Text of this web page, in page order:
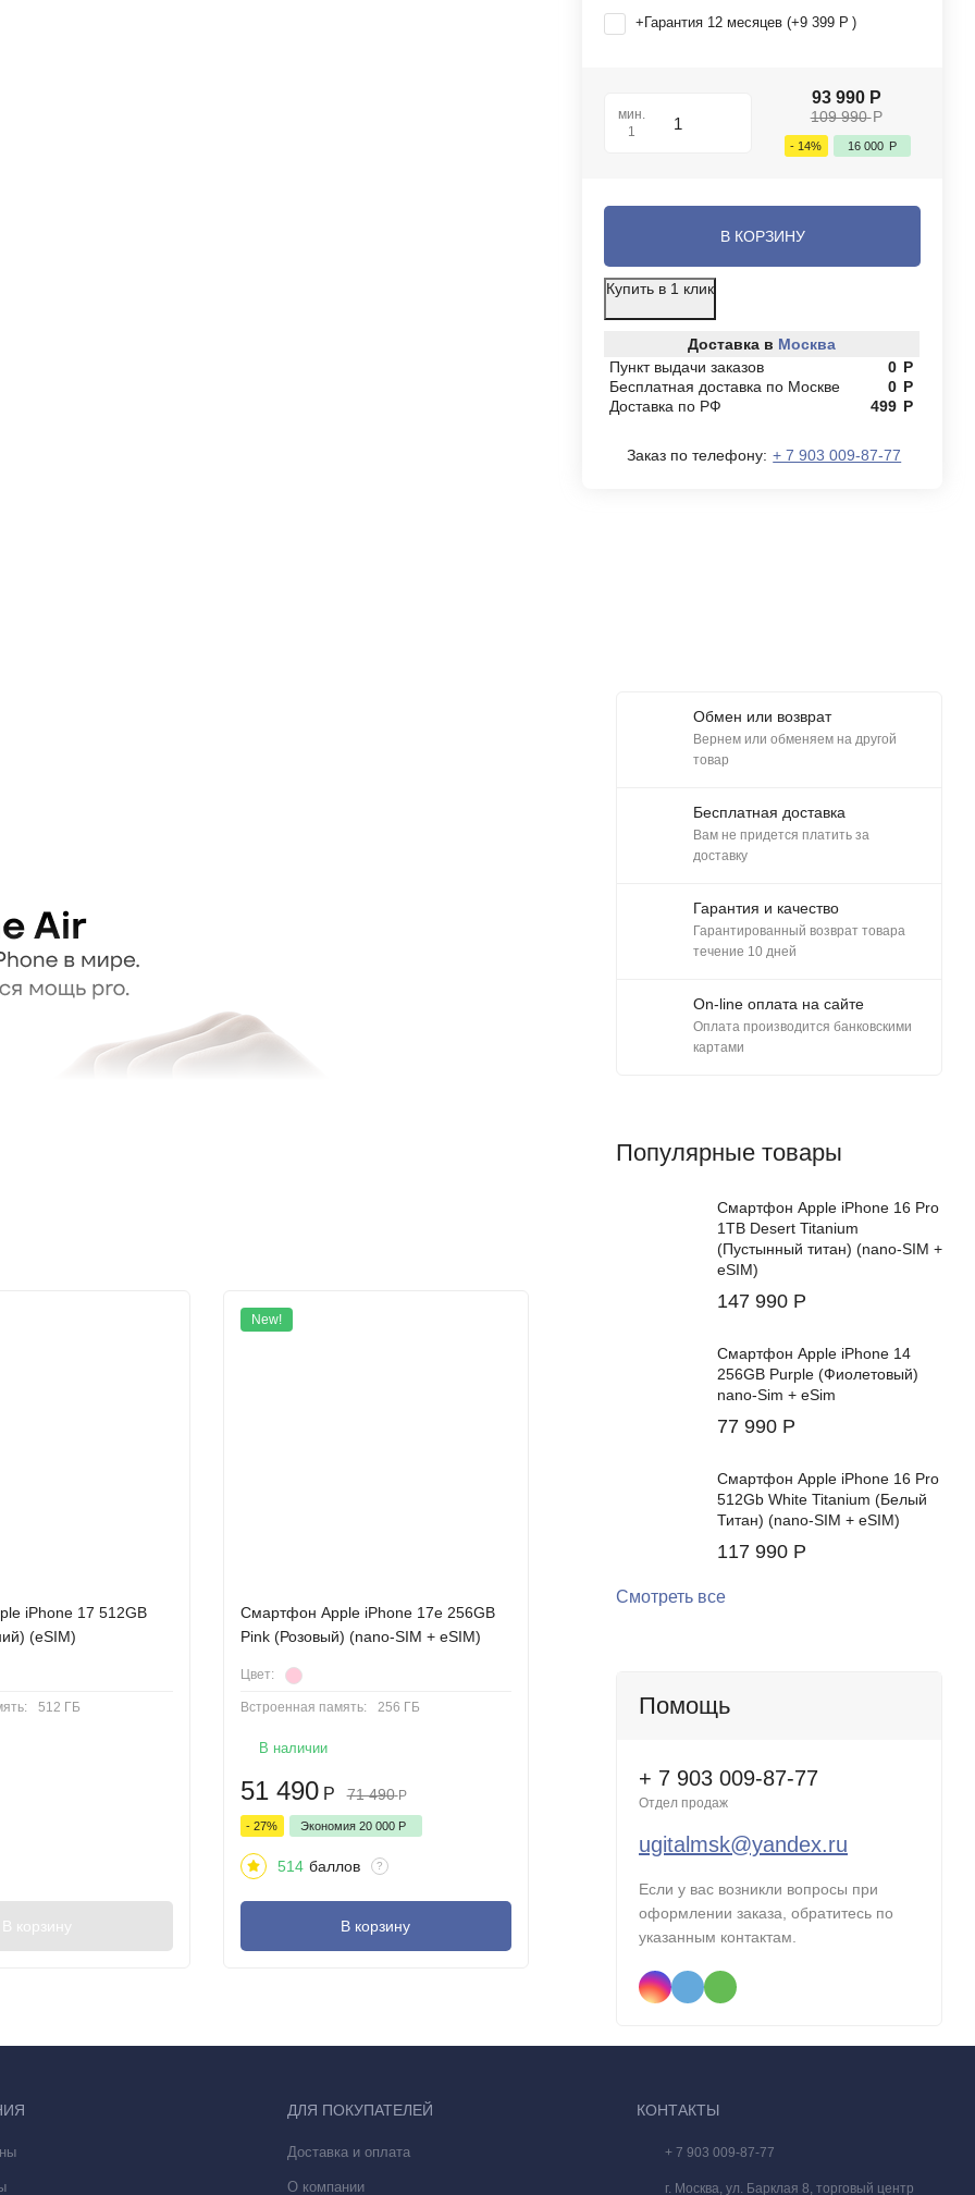
+Гарантия 12 месяцев (+9 399 Р )
мин.
1
93 990 Р
109 990 Р
- 14% 16 000 Р
В КОРЗИНУ
Купить в 1 клик
Доставка в Москва
Пункт выдачи заказов
0 Р
Бесплатная доставка по Москве
0 Р
Доставка по РФ
499 Р
Заказ по телефону: + 7 903 009-87-77
iPhone 17 512GB
(eSIM)
512 ГБ
В корзину
New!
Смартфон Apple iPhone 17e 256GB
Pink (Розовый) (nano-SIM + eSIM)
Цвет:
Встроенная память: 256 ГБ
В наличии
51 490 Р 71 490 Р
- 27% Экономия 20 000 Р
514 баллов ?
В корзину
Встроенная память: 2 ГБ
160 490
Обмен или возврат
Вернем или обменяем на другой
товар
Бесплатная доставка
Вам не придется платить за
доставку
Гарантия и качество
Гарантированный возврат товара
течение 10 дней
On-line оплата на сайте
Оплата производится банковскими
картами
Популярные товары
Смартфон Apple iPhone 16 Pro
1TB Desert Titanium
(Пустынный титан) (nano-SIM +
eSIM)
147 990 Р
Смартфон Apple iPhone 14
256GB Purple (Фиолетовый)
nano-Sim + eSim
77 990 Р
Смартфон Apple iPhone 16 Pro
512Gb White Titanium (Белый
Титан) (nano-SIM + eSIM)
117 990 Р
Смотреть все
Помощь
+ 7 903 009-87-77
Отдел продаж
ugitalmsk@yandex.ru
Если у вас возникли вопросы при
оформлении заказа, обратитесь по
указанным контактам.
ДЛЯ ПОКУПАТЕЛЕЙ
Доставка и оплата
О компании
КОНТАКТЫ
+ 7 903 009-87-77
г. Москва, ул. Барклая 8, торговый центр